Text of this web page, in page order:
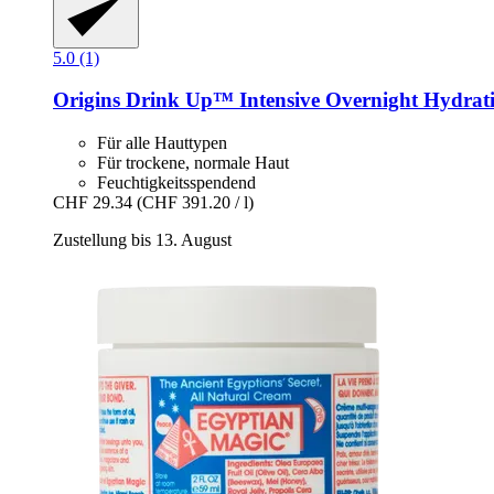
5.0 (1)
Origins Drink Up™ Intensive Overnight
Für alle Hauttypen
Für trockene, normale Haut
Feuchtigkeitsspendend
CHF 29.34 (CHF 391.20 / l)
Zustellung bis 13. August